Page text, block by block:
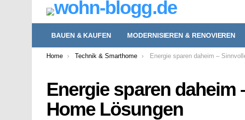
BAUEN & KAUFEN MODERNISIEREN & RENOVIEREN
You are here:
Home Technik & Smarthome Energie sparen daheim –
Energie sparen daheim
Home Lösungen